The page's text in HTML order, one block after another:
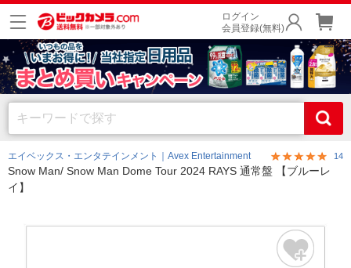
ログイン
会員登録(無料)
エイベックス・エンタテインメント｜Avex Entertainment 14
Snow Man/ Snow Man Dome Tour 2024 RAYS 通常盤 【ブルーレ
イ】